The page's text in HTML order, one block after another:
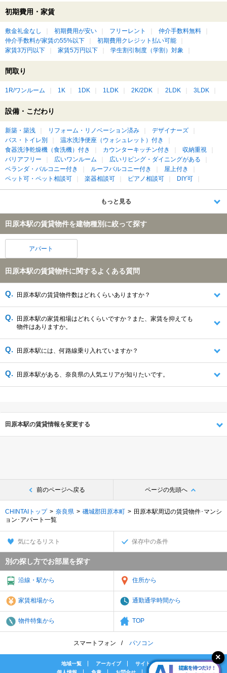
初期費用・家賃
敷金礼金なし 初期費用が安い フリーレント
仲介手数料無料
仲介手数料が家賃の55%以下
初期費用クレジット払い可能
家賃3万円以下
家賃5万円以下 学生割引制度（学割）対象
間取り
1R/ワンルーム 1K 1DK 1LDK 2K/2DK 2LDK 3LDK
設備・こだわり
新築・築浅 リフォーム・リノベーション済み
デザイナーズ
バス・トイレ別
温水洗浄便座（ウォシュレット）付き
食器洗浄乾燥機（食洗機）付き
カウンターキッチン付き
収納重視
バリアフリー
広いワンルーム
広いリビング・ダイニングがある
ベランダ・バルコニー付き
ルーフバルコニー付き
屋上付き
ペット可・ペット相談可
楽器相談可 ピアノ相談可 DIY可
もっと見る
田原本駅の賃貸物件を建物種別に絞って探す
アパート
田原本駅の賃貸物件に関するよくある質問
田原本駅の賃貸物件数はどれくらいありますか？
田原本駅の家賃相場はどれくらいですか？また、家賃を抑えても
物件はありますか。
田原本駅には、何路線乗り入れていますか？
田原本駅がある、奈良県の人気エリアが知りたいです。
田原本駅の賃貸情報を変更する
前のページへ戻る ページの先頭へ
CHINTAIトップ 奈良県 磯城郡田原本町
田原本駅周辺の賃貸物件･マンシ
ョン･アパート一覧
気になるリスト 保存中の条件
別の探し方でお部屋を探す
沿線・駅から 住所から
家賃相場から 通勤通学時間から
物件特集から TOP
スマートフォン パソコン
地域一覧 アーカイブ
サイトマップ